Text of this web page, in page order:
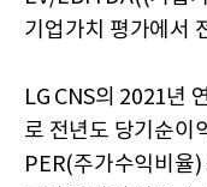
기업가치 평가에서
LG CNS의 2021년
로 전년도 당기순이
PER(주가수익비율